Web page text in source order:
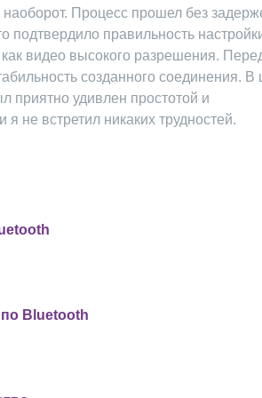
Процесс прошел без
подтвердило правильность
видео высокого разрешения.
созданного соединения. В
приятно удивлен простотой и
не встретил никаких трудностей.
Bluetooth